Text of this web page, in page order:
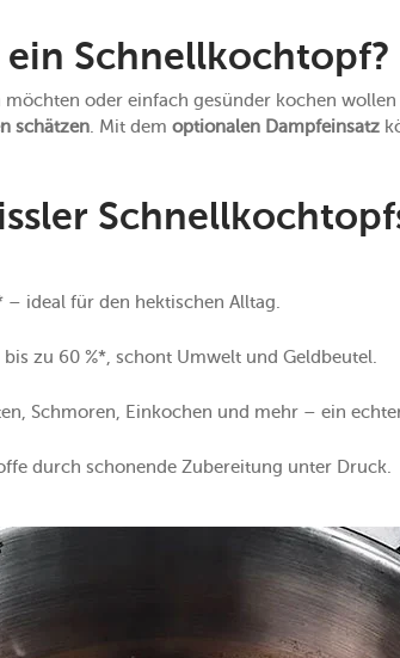
ein Schnellkochtopf?
oder einfach gesünder kochen
schätzen. Mit dem optionalen Dampfeinsatz
– ideal für den hektischen Alltag.
zu 60 %*, schont Umwelt und Geldbeutel.
Schmoren, Einkochen und mehr – ein
durch schonende Zubereitung unter Druck.